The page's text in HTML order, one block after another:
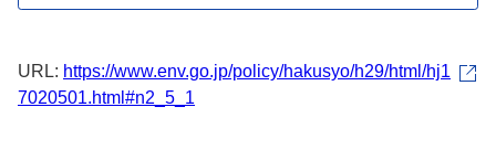
URL: https://www.env.go.jp/policy/hakusyo/h29/html/hj1
7020501.html#n2_5_1